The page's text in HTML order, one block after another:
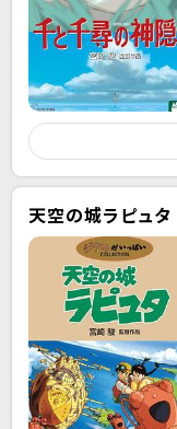
天空の城ラピュタ